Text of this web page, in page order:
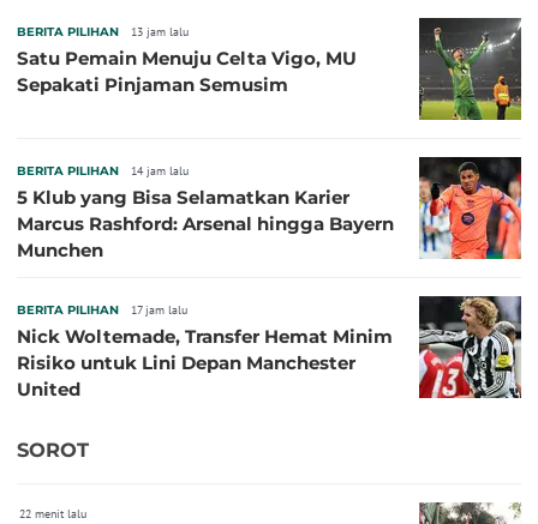
BERITA PILIHAN 13 jam lalu
Satu Pemain Menuju Celta Vigo, MU
Sepakati Pinjaman Semusim
BERITA PILIHAN 14 jam lalu
5 Klub yang Bisa Selamatkan Karier
Marcus Rashford: Arsenal hingga Bayern
Munchen
BERITA PILIHAN 17 jam lalu
Nick Woltemade, Transfer Hemat Minim
Risiko untuk Lini Depan Manchester
United
SOROT
22 menit lalu